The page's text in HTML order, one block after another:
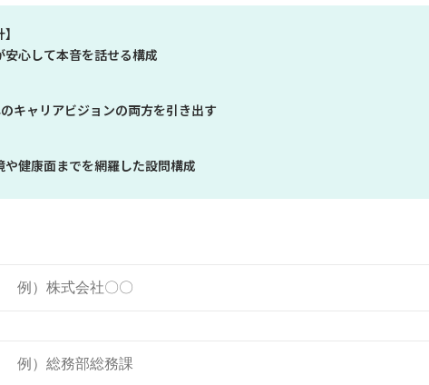
心して本音を話せる構成
キャリアビジョンの両方を引き出す
健康面までを網羅した設問構成